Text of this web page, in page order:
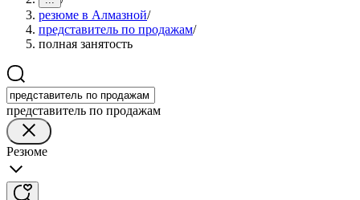
резюме в Алмазной/
представитель по продажам/
полная занятость
представитель по продажам
Резюме